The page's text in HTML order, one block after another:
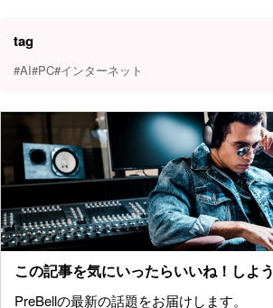
tag
#AI#PC#インターネット
この記事を気にいったらいいね！しよう
PreBellの最新の話題をお届けします。